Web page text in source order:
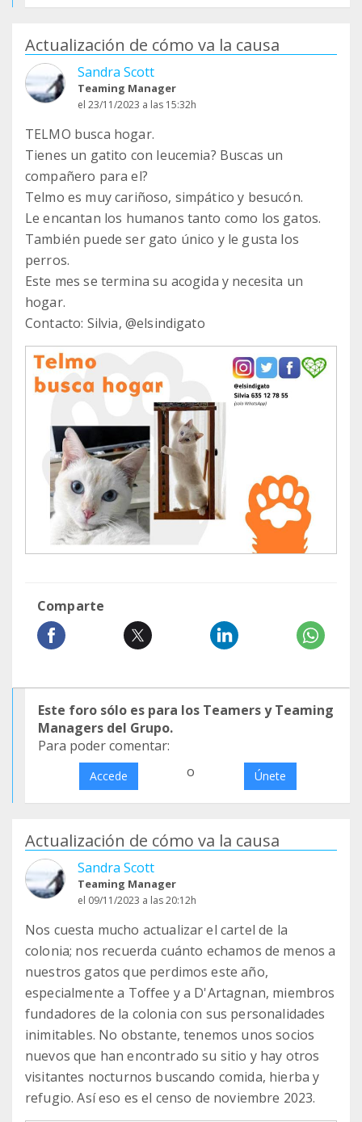
Actualización de cómo va la causa
Sandra Scott
Teaming Manager
el 23/11/2023 a las 15:32h
TELMO busca hogar.
Tienes un gatito con leucemia? Buscas un
compañero para el?
Telmo es muy cariñoso, simpático y besucón.
Le encantan los humanos tanto como los gatos.
También puede ser gato único y le gusta los
perros.
Este mes se termina su acogida y necesita un
hogar.
Contacto: Silvia, @elsindigato
Comparte
Este foro sólo es para los Teamers y Teaming
Managers del Grupo.
Para poder comentar:
Accede o Únete
Actualización de cómo va la causa
Sandra Scott
Teaming Manager
el 09/11/2023 a las 20:12h
Nos cuesta mucho actualizar el cartel de la
colonia; nos recuerda cuánto echamos de menos a
nuestros gatos que perdimos este año,
especialmente a Toffee y a D'Artagnan, miembros
fundadores de la colonia con sus personalidades
inimitables. No obstante, tenemos unos socios
nuevos que han encontrado su sitio y hay otros
visitantes nocturnos buscando comida, hierba y
refugio. Así eso es el censo de noviembre 2023.